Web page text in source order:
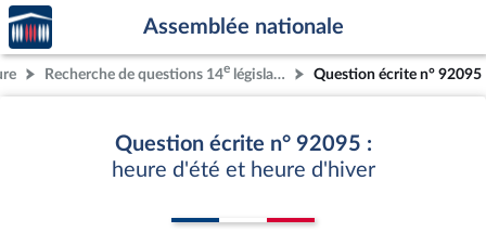
Aller au contenu
Aller en bas de la page
Accèder
à la
page
d'accueil
Assemblée nationale
Recherche de questions 14e législature Question écrite n° 92095
Question écrite n° 92095 :
heure d'été et heure d'hiver